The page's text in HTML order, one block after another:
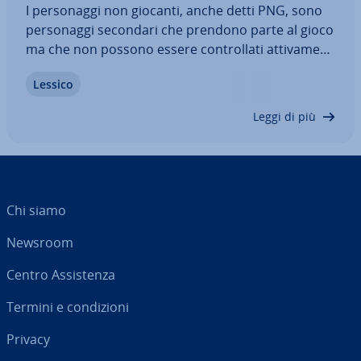
I per­so­nag­gi non giocanti, anche detti PNG, sono
per­so­nag­gi secondari che prendono parte al gioco
ma che non possono essere con­trol­la­ti at­ti­va­men­
giochi di ruolo da tavolo. Vi mostriamo dove si
Lessico
Leggi di più
Chi siamo
Newsroom
Centro As­si­sten­za
Termini e con­di­zio­ni
Privacy